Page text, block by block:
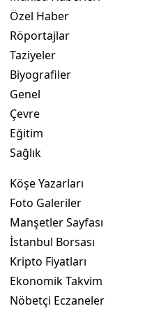
Özel Haber
Röportajlar
Taziyeler
Biyografiler
Genel
Çevre
Eğitim
Sağlık
Köşe Yazarları
Foto Galeriler
Manşetler Sayfası
İstanbul Borsası
Kripto Fiyatları
Ekonomik Takvim
Nöbetçi Eczaneler